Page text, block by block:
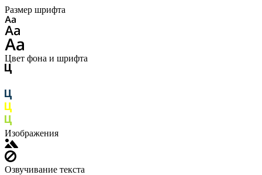
Размер шрифта
Цвет фона и шрифта
Изображения
Озвучивание текста